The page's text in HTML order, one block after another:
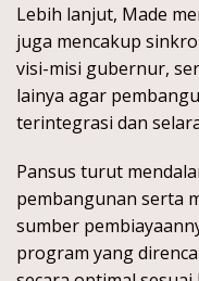
Lebih lanjut, Made
juga mencakup
visi-misi gubernur,
lainya agar
terintegrasi dan
Pansus turut
pembangunan serta
sumber
program yang